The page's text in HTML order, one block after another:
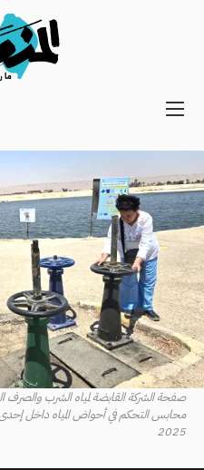
Main
Navigation
صفحة الشركة القابضة لمياه الشرب
2025